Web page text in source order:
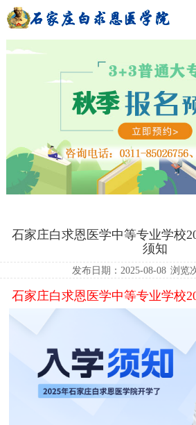
石家庄白求恩医学中等专业学校
须知
发布日期：2025-08-08 浏览
石家庄白求恩医学中等专业学校